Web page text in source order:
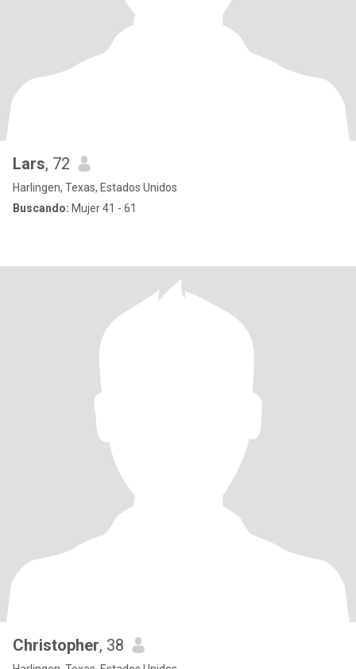
Lars, 72
Harlingen, Texas, Estados Unidos
Buscando: Mujer 41 - 61
Christopher, 38